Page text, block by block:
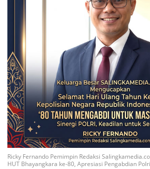
Ricky Fernando Pemimpin Redaksi
HUT Bhayangkara ke-80, Apresiasi Pengabdian